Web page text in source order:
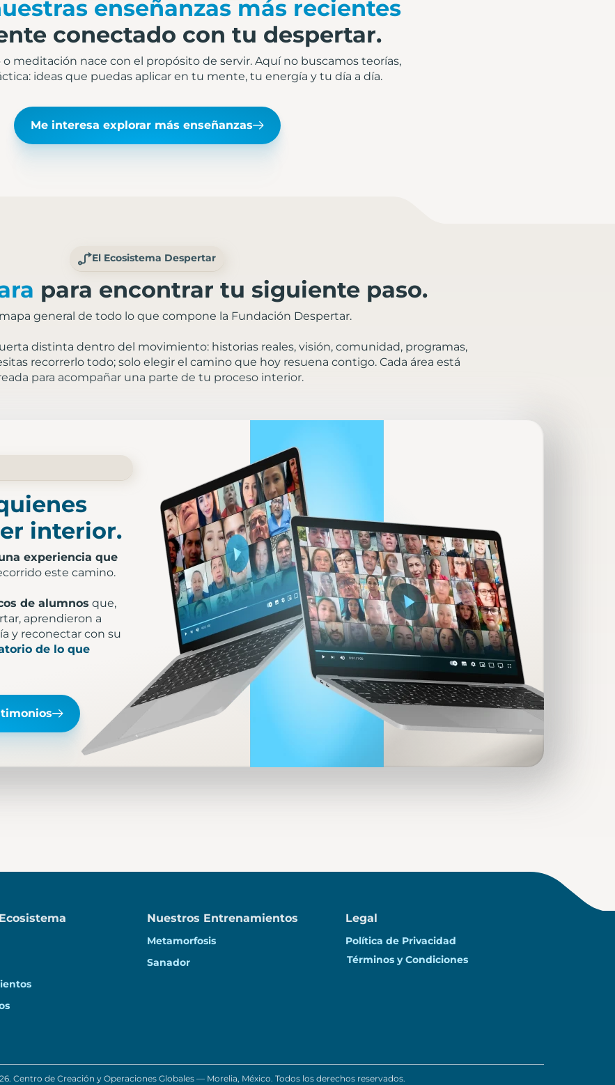
enseñanzas más recientes
conectado con tu despertar.
o meditación nace con el propósito de servir. Aquí no buscamos teorías,
ideas que puedas aplicar en tu mente, tu energía y tu día a día.
Me interesa explorar más enseñanzas
El Ecosistema Despertar
para encontrar tu siguiente paso.
general de todo lo que compone la Fundación Despertar.
distinta dentro del movimiento: historias reales, visión, comunidad, programas,
recorrerlo todo; solo elegir el camino que hoy resuena contigo. Cada área está
para acompañar una parte de tu proceso interior.
interior.
experiencia que
este camino.
de alumnos que,
aprendieron a
y reconectar con su
de lo que
Nuestros Entrenamientos
Metamorfosis
Sanador
Legal
Política de Privacidad
Términos y Condiciones
Centro de Creación y Operaciones Globales — Morelia, México. Todos los derechos reservados.